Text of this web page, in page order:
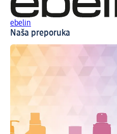
ebelin
Naša preporuka